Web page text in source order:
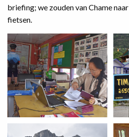
briefing; we zouden van Chame
fietsen.